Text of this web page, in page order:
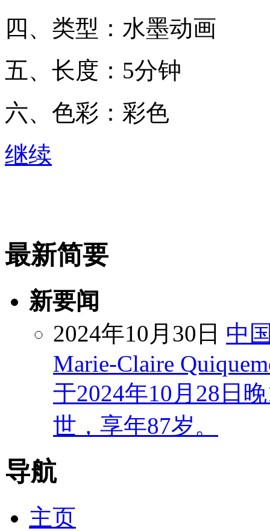
四、类型：水墨动画
五、长度：5分钟
六、色彩：彩色
继续
最新简要
新要闻
2024年10月30日 中
Marie-Claire
于2024年10月28日
世，享年87岁。
导航
主页